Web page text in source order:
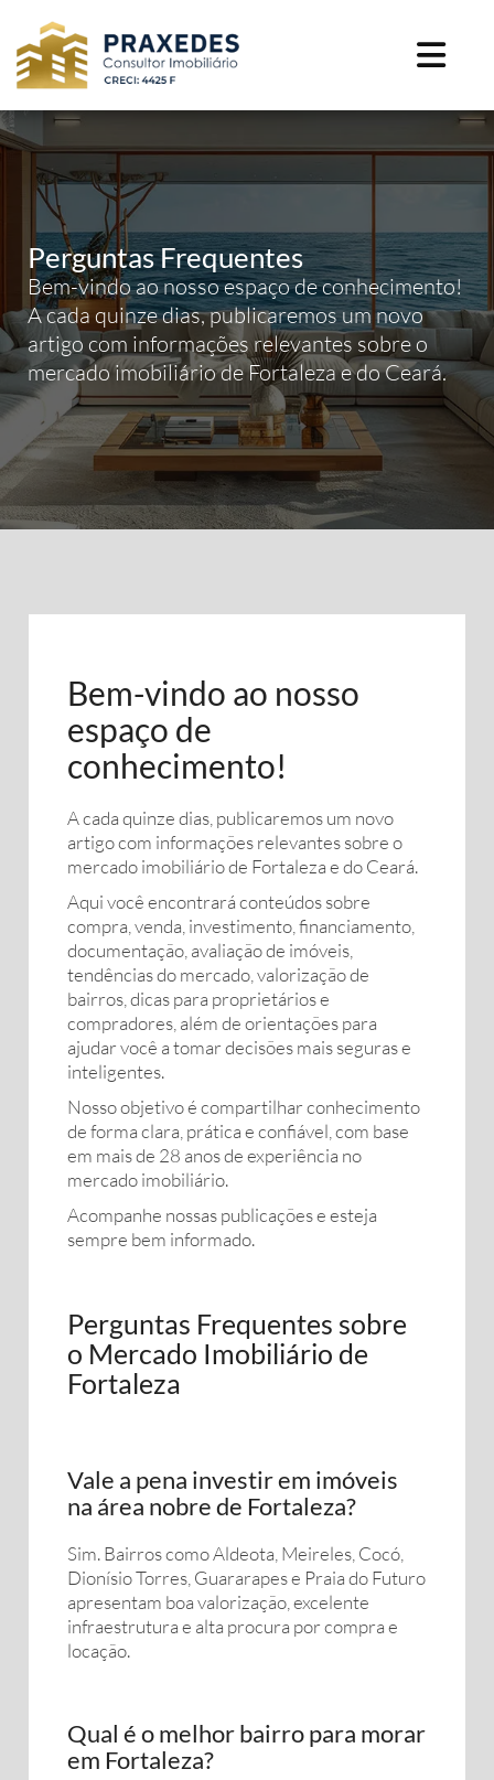
Perguntas Frequentes
Bem-vindo ao nosso espaço de conhecimento!
A cada quinze dias, publicaremos um novo
artigo com informações relevantes sobre o
mercado imobiliário de Fortaleza e do Ceará.
Bem-vindo ao nosso
espaço de
conhecimento!
A cada quinze dias, publicaremos um novo
artigo com informações relevantes sobre o
mercado imobiliário de Fortaleza e do Ceará.
Aqui você encontrará conteúdos sobre
compra, venda, investimento, financiamento,
documentação, avaliação de imóveis,
tendências do mercado, valorização de
bairros, dicas para proprietários e
compradores, além de orientações para
ajudar você a tomar decisões mais seguras e
inteligentes.
Nosso objetivo é compartilhar conhecimento
de forma clara, prática e confiável, com base
em mais de 28 anos de experiência no
mercado imobiliário.
Acompanhe nossas publicações e esteja
sempre bem informado.
Perguntas Frequentes sobre
o Mercado Imobiliário de
Fortaleza
Vale a pena investir em imóveis
na área nobre de Fortaleza?
Sim. Bairros como Aldeota, Meireles, Cocó,
Dionísio Torres, Guararapes e Praia do Futuro
apresentam boa valorização, excelente
infraestrutura e alta procura por compra e
locação.
Qual é o melhor bairro para morar
em Fortaleza?